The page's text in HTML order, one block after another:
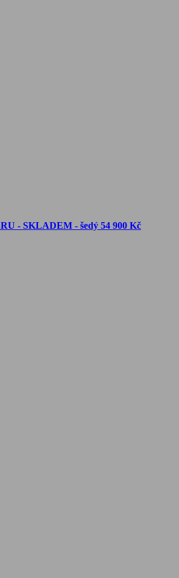
- SKLADEM - šedý 54 900 Kč